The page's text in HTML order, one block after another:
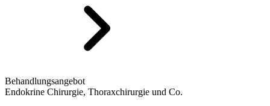
Behandlungsangebot
Endokrine Chirurgie, Thoraxchirurgie und Co.